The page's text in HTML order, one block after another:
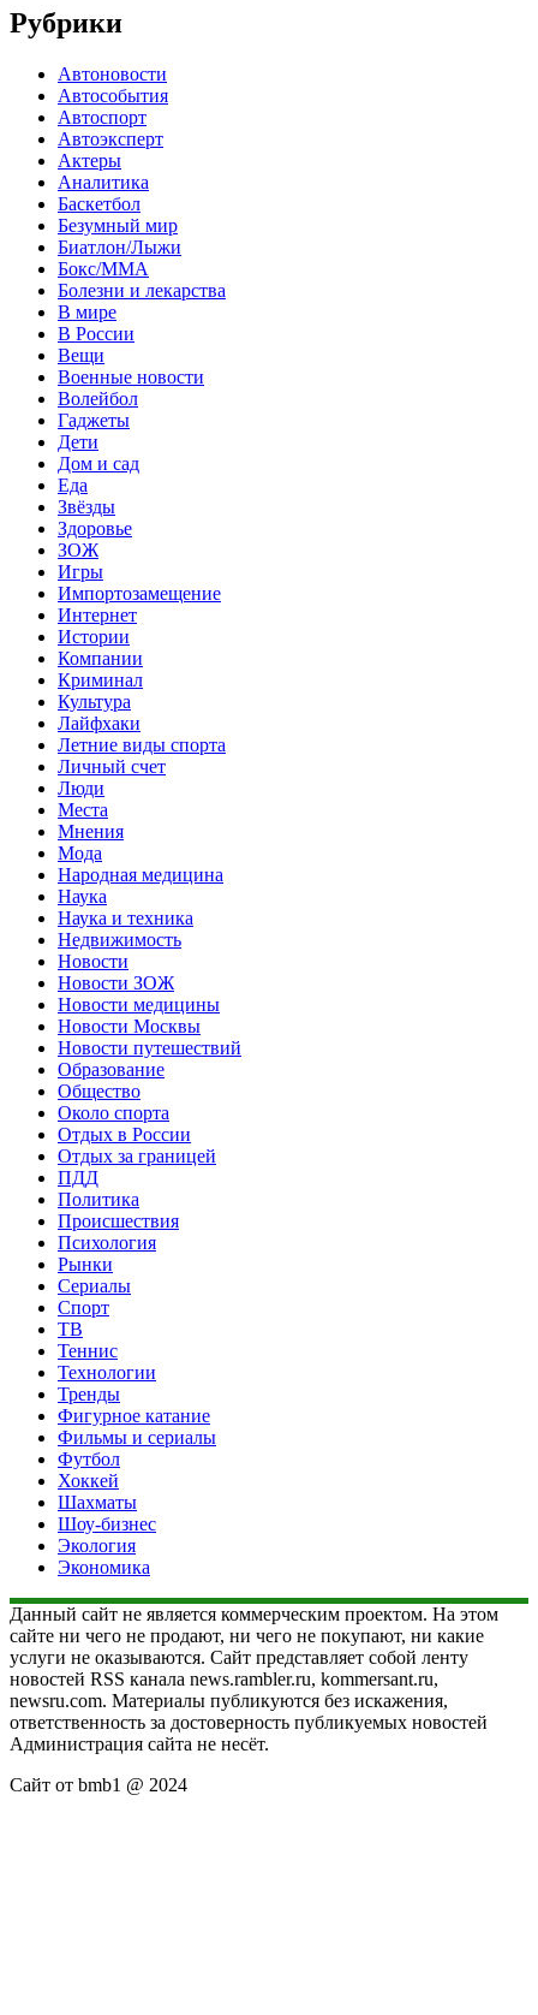
Рубрики
Автоновости
Автособытия
Автоспорт
Автоэксперт
Актеры
Аналитика
Баскетбол
Безумный мир
Биатлон/Лыжи
Бокс/MMA
Болезни и лекарства
В мире
В России
Вещи
Военные новости
Волейбол
Гаджеты
Дети
Дом и сад
Еда
Звёзды
Здоровье
ЗОЖ
Игры
Импортозамещение
Интернет
Истории
Компании
Криминал
Культура
Лайфхаки
Летние виды спорта
Личный счет
Люди
Места
Мнения
Мода
Народная медицина
Наука
Наука и техника
Недвижимость
Новости
Новости ЗОЖ
Новости медицины
Новости Москвы
Новости путешествий
Образование
Общество
Около спорта
Отдых в России
Отдых за границей
ПДД
Политика
Происшествия
Психология
Рынки
Сериалы
Спорт
ТВ
Теннис
Технологии
Тренды
Фигурное катание
Фильмы и сериалы
Футбол
Хоккей
Шахматы
Шоу-бизнес
Экология
Экономика
Данный сайт не является коммерческим проектом. На этом
сайте ни чего не продают, ни чего не покупают, ни какие
услуги не оказываются. Сайт представляет собой ленту
новостей RSS канала news.rambler.ru, kommersant.ru,
newsru.com. Материалы публикуются без искажения,
ответственность за достоверность публикуемых новостей
Администрация сайта не несёт.
Сайт от bmb1 @ 2024